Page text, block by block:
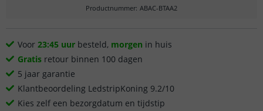
Productnummer: ABAC-BTAA2
Voor 23:45 uur besteld, morgen in huis
Gratis retour binnen 100 dagen
5 jaar garantie
Klantbeoordeling LedstripKoning 9.2/10
Kies zelf een bezorgdatum en tijdstip